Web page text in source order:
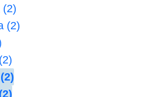
(2)
(2)